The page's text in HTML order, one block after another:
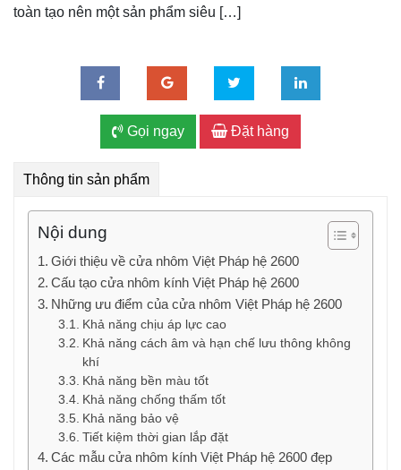
toàn tạo nên một sản phẩm siêu […]
Gọi ngay Đặt hàng
Thông tin sản phẩm
Nội dung
Giới thiệu về cửa nhôm Việt Pháp hệ 2600
Cấu tạo cửa nhôm kính Việt Pháp hệ 2600
Những ưu điểm của cửa nhôm Việt Pháp hệ 2600
Khả năng chịu áp lực cao
Khả năng cách âm và hạn chế lưu thông không
khí
Khả năng bền màu tốt
Khả năng chống thấm tốt
Khả năng bảo vệ
Tiết kiệm thời gian lắp đặt
Các mẫu cửa nhôm kính Việt Pháp hệ 2600 đẹp